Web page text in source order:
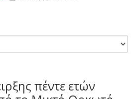
πέντε ετών